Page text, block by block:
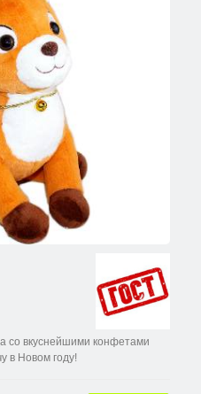
со вкуснейшими конфетами
в Новом году!